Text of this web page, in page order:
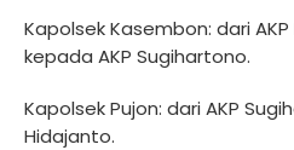
Kapolsek Kasembon: dari
kepada AKP Sugihartono.
Kapolsek Pujon: dari AKP
Hidajanto.